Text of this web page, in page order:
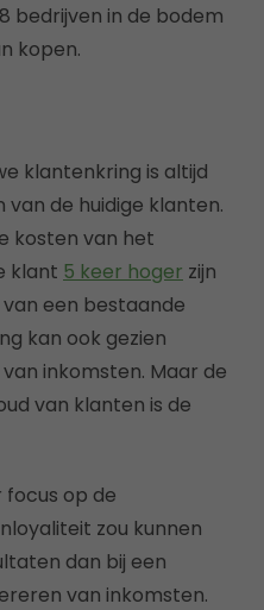
bedrijven in de bodem
kopen.
klantenkring is altijd
de huidige klanten.
kosten van het
klant 5 keer hoger zijn
een bestaande
kan ook gezien
inkomsten. Maar de
van klanten is de
op de
zou kunnen
dan bij een
van inkomsten.